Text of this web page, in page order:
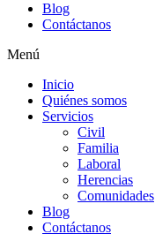
Blog
Contáctanos
Menú
Inicio
Quiénes somos
Servicios
Civil
Familia
Laboral
Herencias
Comunidades
Blog
Contáctanos